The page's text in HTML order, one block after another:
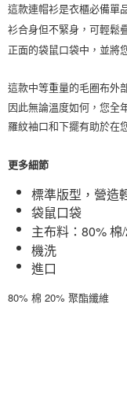
這款連帽衫是衣櫃必備單
衫合身但不緊身，可輕鬆
正面的袋鼠口袋中，並將
這款中等重量的毛圈布外
因此無論溫度如何，您全
羅紋袖口和下擺有助於在
更多細節
標準版型，營造
袋鼠口袋
主布料：80% 棉
機洗
進口
80% 棉 20% 聚酯纖維